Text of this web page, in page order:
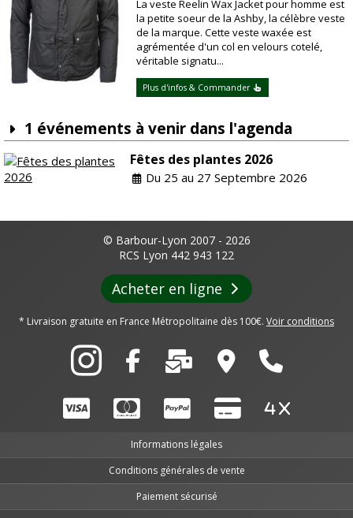
La veste Reelin Wax Jacket pour homme est
la petite soeur de la Ashby, la célèbre veste
de la marque. Cette veste waxée est
agrémentée d'un col en velours cotelé,
véritable signatu...
Plus d'infos & Commander
1 événements à venir dans l'agenda
Fêtes des plantes 2026
Du 25 au 27 Septembre 2026
© Barbour-Lyon 2007 - 2026
RCS Lyon 442 943 122
Acheter en ligne
* Livraison gratuite en France Métropolitaine dès 100€. Voir conditions
Informations légales
Conditions générales de vente
Paiement sécurisé